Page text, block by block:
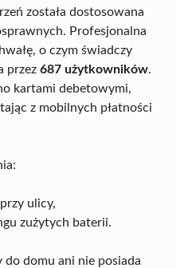
została dostosowana
Profesjonalna
o czym świadczy
przez 687 użytkowników.
kartami debetowymi,
z mobilnych płatności
ulicy,
zużytych baterii.
domu ani nie posiada